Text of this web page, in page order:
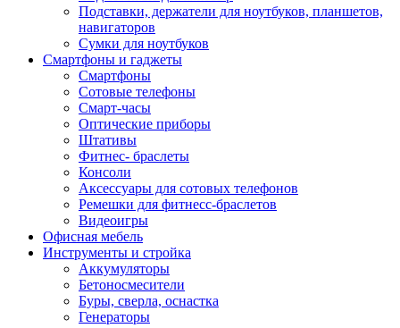
Подставки, держатели для ноутбуков, планшетов,
навигаторов
Сумки для ноутбуков
Смартфоны и гаджеты
Смартфоны
Сотовые телефоны
Смарт-часы
Оптические приборы
Штативы
Фитнес- браслеты
Консоли
Аксессуары для сотовых телефонов
Ремешки для фитнесс-браслетов
Видеоигры
Офисная мебель
Инструменты и стройка
Аккумуляторы
Бетоносмесители
Буры, сверла, оснастка
Генераторы